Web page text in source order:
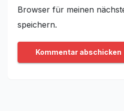
Browser für meinen
speichern.